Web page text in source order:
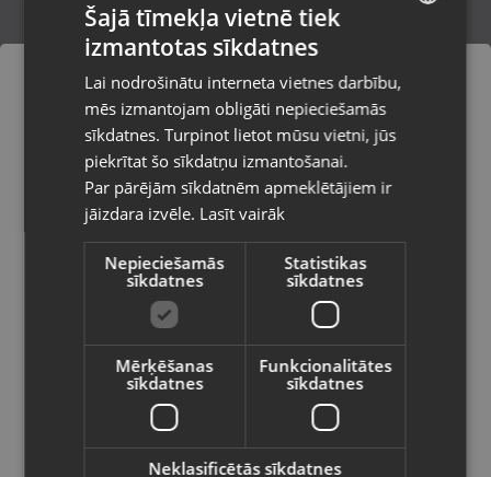
Zelta auskari
Rīga, Merķeļa iela 7
Stāvoklis Restaurēts (Garantija 24 mēneši)
270.00€
€ /mēn.
Zelts Auskaru pāris
Pasūtījumi tiks piegādāti uz
izvēlēto valsti
Vietnes saturs būs attēlots izvēlētajā
valodā
Valsts
Latviešu / Latvian
RUSSIAN
Šajā tīmekļa vietnē tiek
izmantotas sīkdatnes
Lai nodrošinātu interneta vietnes darbību,
mēs izmantojam obligāti nepieciešamās
sīkdatnes. Turpinot lietot mūsu vietni, jūs
piekrītat šo sīkdatņu izmantošanai.
Par pārējām sīkdatnēm apmeklētājiem ir
jāizdara izvēle. Lasīt vairāk
Nepieciešamās
sīkdatnes
Statistikas
sīkdatnes
Mērķēšanas
sīkdatnes
Funkcionalitātes
sīkdatnes
Neklasificētās sīkdatnes